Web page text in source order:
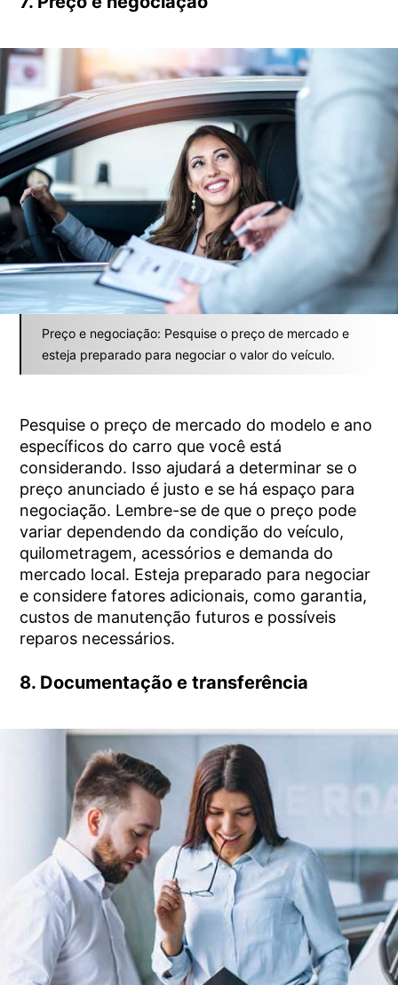
Preço e negociação: Pesquise o preço de mercado e
esteja preparado para negociar o valor do veículo.
Pesquise o preço de mercado do modelo e ano
específicos do carro que você está
considerando. Isso ajudará a determinar se o
preço anunciado é justo e se há espaço para
negociação. Lembre-se de que o preço pode
variar dependendo da condição do veículo,
quilometragem, acessórios e demanda do
mercado local. Esteja preparado para negociar
e considere fatores adicionais, como garantia,
custos de manutenção futuros e possíveis
reparos necessários.
8. Documentação e transferência